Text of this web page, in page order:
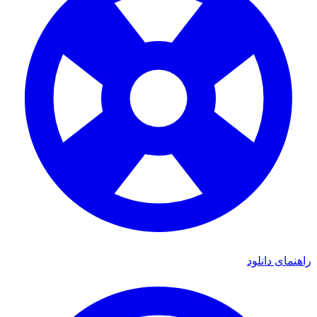
دانلود